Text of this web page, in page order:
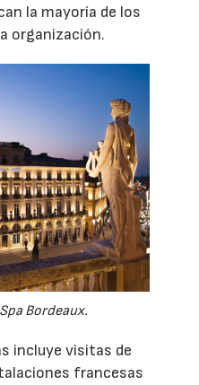
la mayoría de los
organización.
Bordeaux.
incluye visitas de
francesas